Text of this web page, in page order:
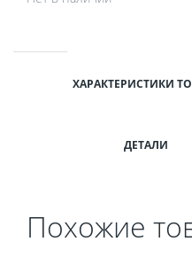
ХАРАКТЕРИСТИКИ
ДЕТАЛИ
Похожие